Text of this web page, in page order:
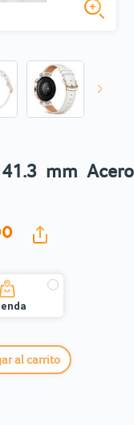
mm Acero
al carrito